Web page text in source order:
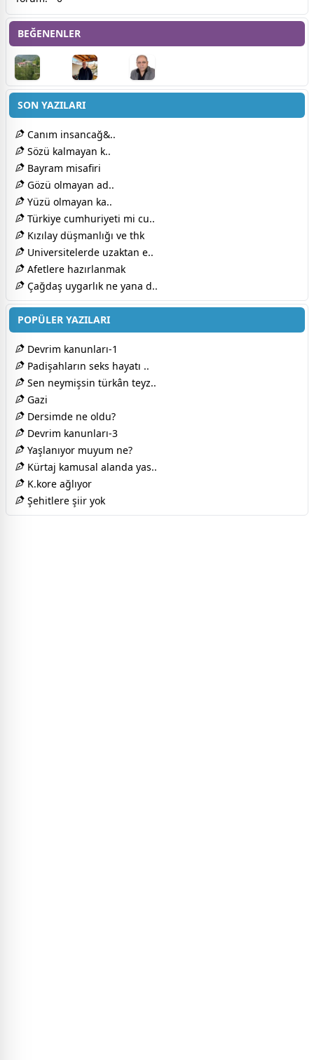
BEĞENENLER
SON YAZILARI
Canım insancağ&..
Sözü kalmayan k..
Bayram misafiri
Gözü olmayan ad..
Yüzü olmayan ka..
Türkiye cumhuriyeti mi cu..
Kızılay düşmanlığı ve thk
Universitelerde uzaktan e..
Afetlere hazırlanmak
Çağdaş uygarlık ne yana d..
POPÜLER YAZILARI
Devrim kanunları-1
Padişahların seks hayatı ..
Sen neymişsin türkân teyz..
Gazi
Dersimde ne oldu?
Devrim kanunları-3
Yaşlanıyor muyum ne?
Kürtaj kamusal alanda yas..
K.kore ağlıyor
Şehitlere şiir yok